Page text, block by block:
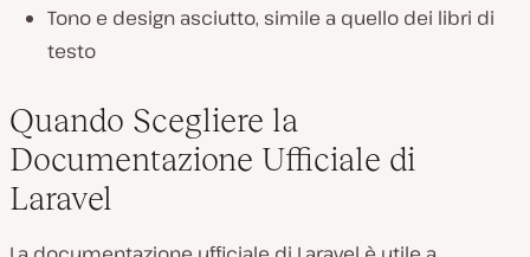
Tono e design asciutto, simile a quello dei libri di
testo
Quando Scegliere la
Documentazione Ufficiale di
Laravel